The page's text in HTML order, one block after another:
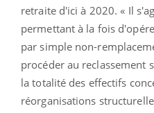
retraite d'ici à 2020. « Il
permettant à la fois
par simple non-
procéder au reclassement
la totalité des effectifs
réorganisations